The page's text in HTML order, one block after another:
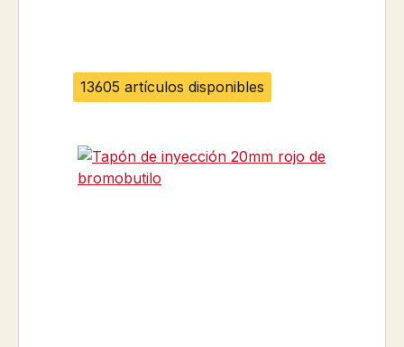
13605 artículos disponibles